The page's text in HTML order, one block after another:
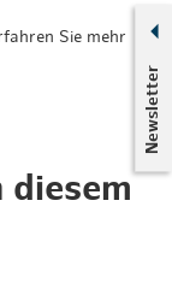
Newsletter
Sie mehr
diesem